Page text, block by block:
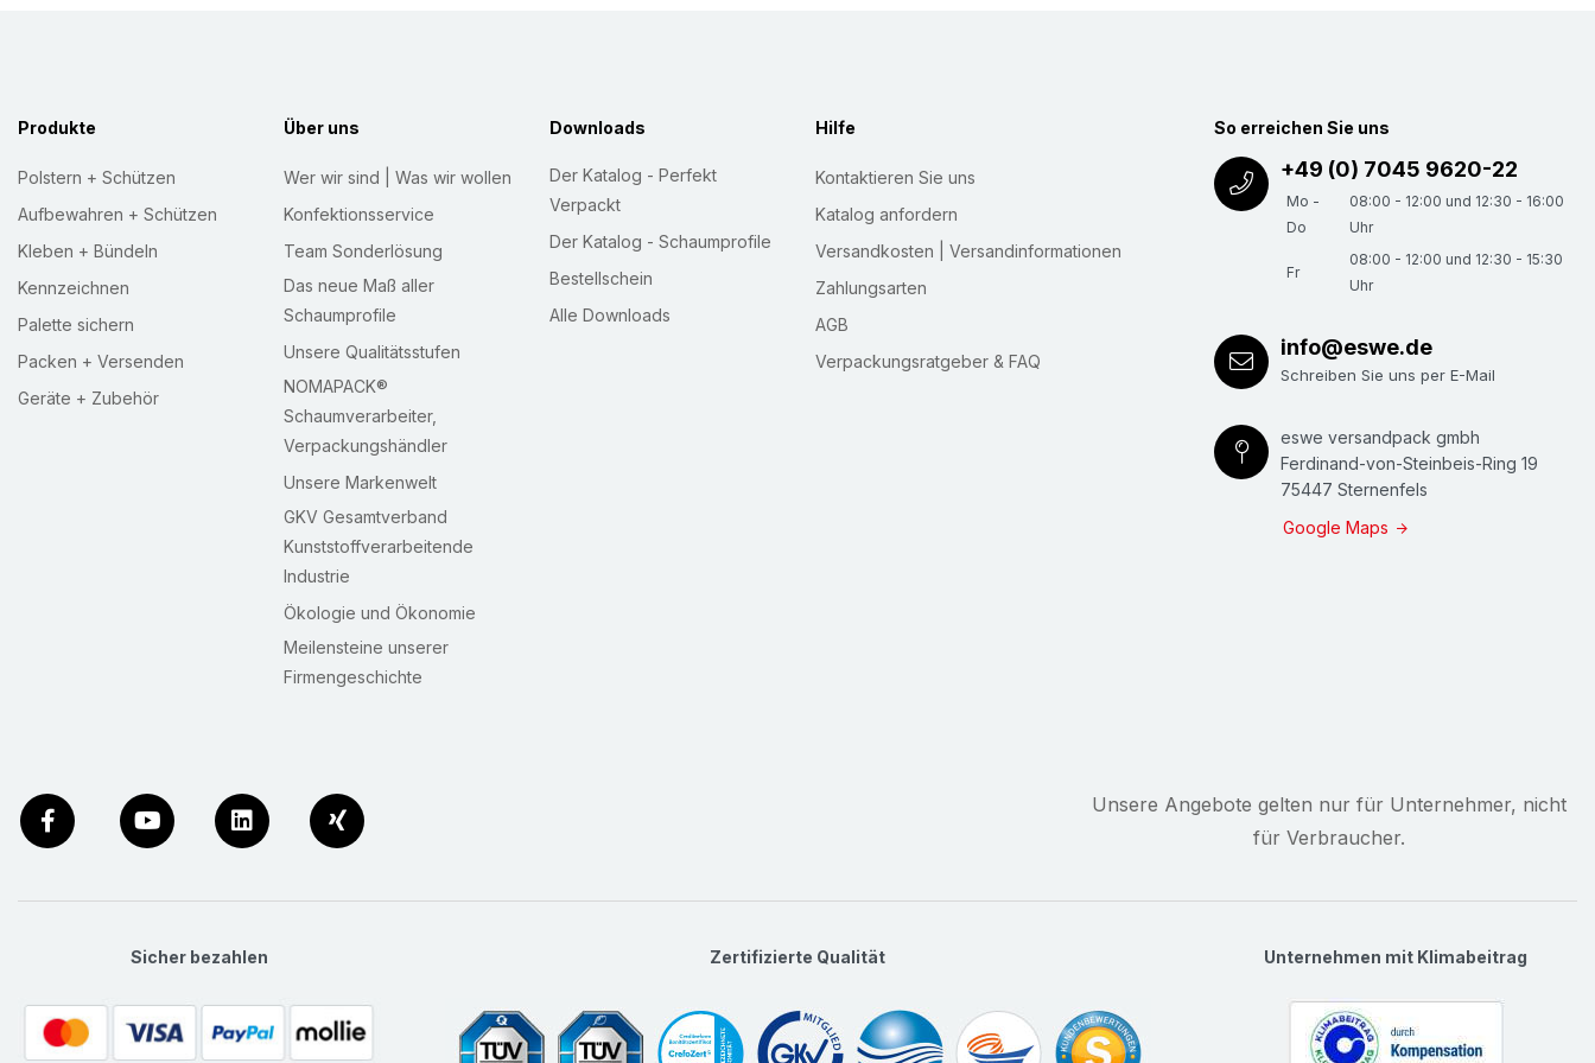
Begleitpapiertasche für Papiere aufkleben.
Produkte
Polstern + Schützen
Aufbewahren + Schützen
Kleben + Bündeln
Kennzeichnen
Palette sichern
Packen + Versenden
Geräte + Zubehör
Über uns
Wer wir sind | Was wir wollen
Konfektionsservice
Team Sonderlösung
Das neue Maß aller
Schaumprofile
Unsere Qualitätsstufen
NOMAPACK®
Schaumverarbeiter,
Verpackungshändler
Unsere Markenwelt
GKV Gesamtverband
Kunststoffverarbeitende
Industrie
Ökologie und Ökonomie
Meilensteine unserer
Firmengeschichte
Downloads
Der Katalog - Perfekt
Verpackt
Der Katalog - Schaumprofile
Bestellschein
Alle Downloads
Hilfe
Kontaktieren Sie uns
Katalog anfordern
Versandkosten | Versandinformationen
Zahlungsarten
AGB
Verpackungsratgeber & FAQ
So erreichen Sie uns
+49 (0) 7045 9620-22
Mo -
Do
08:00 - 12:00 und 12:30 - 16:00
Uhr
Fr
08:00 - 12:00 und 12:30 - 15:30
Uhr
info@eswe.de
Schreiben Sie uns per E-Mail
eswe versandpack gmbh
Ferdinand-von-Steinbeis-Ring 19
75447 Sternenfels
Google Maps
Unsere Angebote gelten nur für Unternehmer, nicht
für Verbraucher.
Sicher bezahlen Zertifizierte Qualität Unternehmen mit Klimabeitrag